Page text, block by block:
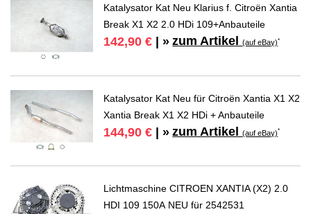
Katalysator Kat Neu Klarius f. Citroën Xantia
Break X1 X2 2.0 HDi 109+Anbauteile
142,90 € | » zum Artikel(auf eBay)*
Katalysator Kat Neu für Citroën Xantia X1 X2
Xantia Break X1 X2 HDi + Anbauteile
144,90 € | » zum Artikel(auf eBay)*
Lichtmaschine CITROEN XANTIA (X2) 2.0
HDI 109 150A NEU für 2542531